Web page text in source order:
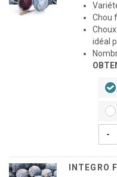
Chou
idéal
-
INTEGRO